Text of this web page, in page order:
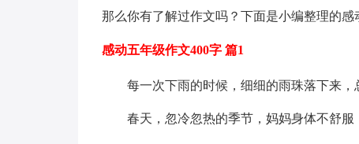
那么你有了解过作文吗？下面是小编整理的感
感动五年级作文400字 篇1
每一次下雨的时候，细细的雨珠落下来，
春天，忽冷忽热的季节，妈妈身体不舒服